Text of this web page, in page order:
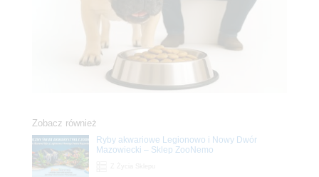
Zobacz również
Ryby akwariowe Legionowo i Nowy Dwór
Mazowiecki – Sklep ZooNemo